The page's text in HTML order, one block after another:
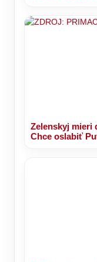
Zelenskyj mieri
Chce oslabiť